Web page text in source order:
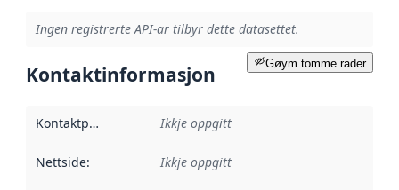
Ingen registrerte API-ar tilbyr dette datasettet.
Gøym tomme rader
Kontaktinformasjon
Kontaktpunkt Ikkje oppgitt
Nettside: Ikkje oppgitt